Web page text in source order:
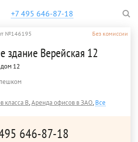
+7 495 646-87-18
№146195 Без комиссии
здание Верейская 12
12
класса B,Аренда офисов в ЗАО,Все
646-87-18